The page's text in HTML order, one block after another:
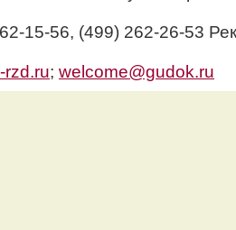
15-56, (499) 262-26-53
rzd.ru; welcome@gudok.ru